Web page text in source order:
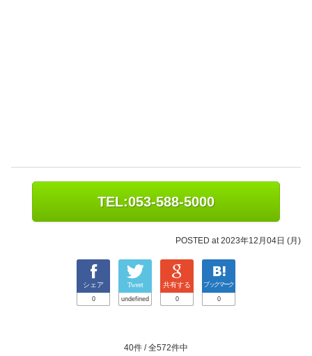
TEL:053-588-5000
POSTED at 2023年12月04日 (月)
シェア
0
Tweet
undefined
共有する
0
ブックマーク
0
40件 / 全572件中